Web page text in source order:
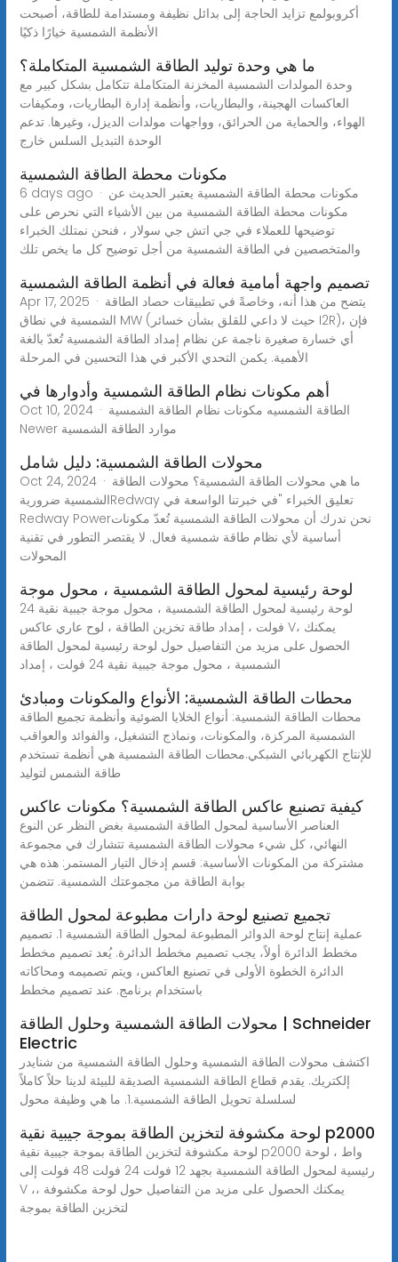
أكروبولمع تزايد الحاجة إلى بدائل نظيفة ومستدامة للطاقة، أصبحت
الأنظمة الشمسية خيارًا ذكيًا
ما هي وحدة توليد الطاقة الشمسية المتكاملة؟
وحدة المولدات الشمسية المخزنة المتكاملة تتكامل بشكل كبير مع
العاكسات الهجينة، والبطاريات، وأنظمة إدارة البطاريات، ومكيفات
الهواء، والحماية من الحرائق، وواجهات مولدات الديزل، وغيرها. تدعم
الوحدة التبديل السلس خارج
مكونات محطة الطاقة الشمسية
6 days ago · مكونات محطة الطاقة الشمسية يعتبر الحديث عن
مكونات محطة الطاقة الشمسية من بين الأشياء التي نحرص على
توضيحها للعملاء في جي اتش جي سولار ، فنحن نمتلك الخبراء
والمتخصصين في الطاقة الشمسية من أجل توضيح كل ما يخص تلك
تصميم واجهة أمامية فعالة في أنظمة الطاقة الشمسية
Apr 17, 2025 · يتضح من هذا أنه، وخاصةً في تطبيقات حصاد الطاقة
الشمسية في نطاق MW (حيث لا داعي للقلق بشأن خسائر I2R)، فإن
أي خسارة صغيرة ناجمة عن نظام إمداد الطاقة الشمسية تُعدّ بالغة
الأهمية. يكمن التحدي الأكبر في هذا التحسين في المرحلة
أهم مكونات نظام الطاقة الشمسية وأدوارها في
Oct 10, 2024 · الطاقة الشمسيه مكونات نظام الطاقة الشمسية
Newer موارد الطاقة الشمسية
محولات الطاقة الشمسية: دليل شامل
Oct 24, 2024 · ما هي محولات الطاقة الشمسية؟ محولات الطاقة
الشمسية ضروريةRedway تعليق الخبراء "في خبرتنا الواسعة في
Redway Powerنحن ندرك أن محولات الطاقة الشمسية تُعدّ مكونات
أساسية لأي نظام طاقة شمسية فعال. لا يقتصر التطور في تقنية
المحولات
لوحة رئيسية لمحول الطاقة الشمسية ، محول موجة
لوحة رئيسية لمحول الطاقة الشمسية ، محول موجة جيبية نقية 24
فولت ، إمداد طاقة تخزين الطاقة ، لوح عاري عاكس V، يمكنك
الحصول على مزيد من التفاصيل حول لوحة رئيسية لمحول الطاقة
الشمسية ، محول موجة جيبية نقية 24 فولت ، إمداد
محطات الطاقة الشمسية: الأنواع والمكونات ومبادئ
محطات الطاقة الشمسية: أنواع الخلايا الضوئية وأنظمة تجميع الطاقة
الشمسية المركزة، والمكونات، ونماذج التشغيل، والفوائد والعواقب
للإنتاج الكهربائي الشبكي.محطات الطاقة الشمسية هي أنظمة تستخدم
طاقة الشمس لتوليد
كيفية تصنيع عاكس الطاقة الشمسية؟ مكونات عاكس
العناصر الأساسية لمحول الطاقة الشمسية بغض النظر عن النوع
النهائي، كل شيء محولات الطاقة الشمسية تتشارك في مجموعة
مشتركة من المكونات الأساسية: قسم إدخال التيار المستمر: هذه هي
بوابة الطاقة من مجموعتك الشمسية. تتضمن
تجميع تصنيع لوحة دارات مطبوعة لمحول الطاقة
عملية إنتاج لوحة الدوائر المطبوعة لمحول الطاقة الشمسية 1. تصميم
مخطط الدائرة أولاً، يجب تصميم مخطط الدائرة. يُعد تصميم مخطط
الدائرة الخطوة الأولى في تصنيع العاكس، ويتم تصميمه ومحاكاته
باستخدام برنامج. عند تصميم مخطط
محولات الطاقة الشمسية وحلول الطاقة | Schneider
Electric
اكتشف محولات الطاقة الشمسية وحلول الطاقة الشمسية من شنايدر
إلكتريك. يقدم قطاع الطاقة الشمسية الصديقة للبيئة لدينا حلاً كاملاً
لسلسلة تحويل الطاقة الشمسية.1. ما هي وظيفة محول
لوحة مكشوفة لتخزين الطاقة بموجة جيبية نقية p2000
لوحة مكشوفة لتخزين الطاقة بموجة جيبية نقية p2000 واط ، لوحة
رئيسية لمحول الطاقة الشمسية بجهد 12 فولت 24 فولت 48 فولت إلى
V ،، يمكنك الحصول على مزيد من التفاصيل حول لوحة مكشوفة
لتخزين الطاقة بموجة